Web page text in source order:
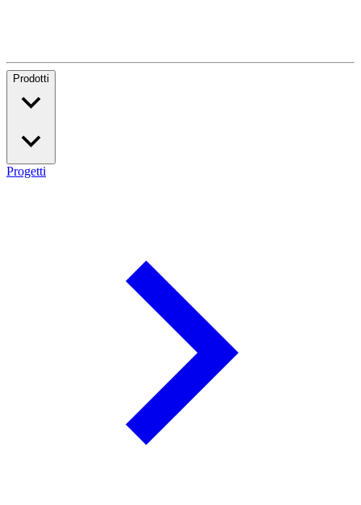
Prodotti
Progetti